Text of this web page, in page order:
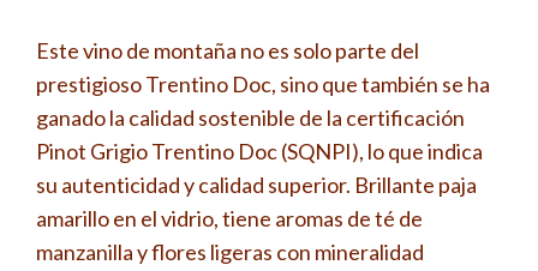
Este vino de montaña no es solo parte del
prestigioso Trentino Doc, sino que también se ha
ganado la calidad sostenible de la certificación
Pinot Grigio Trentino Doc (SQNPI), lo que indica
su autenticidad y calidad superior. Brillante paja
amarillo en el vidrio, tiene aromas de té de
manzanilla y flores ligeras con mineralidad